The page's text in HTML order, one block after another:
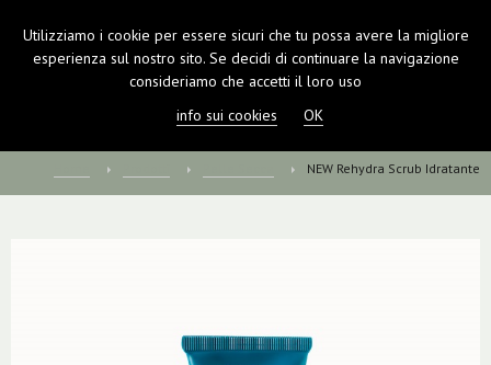
NEW Rehydra Scrub Idratante
Utilizziamo i cookie per essere sicuri che tu possa avere la migliore
esperienza sul nostro sito. Se decidi di continuare la navigazione
consideriamo che accetti il loro uso
info sui cookies
OK